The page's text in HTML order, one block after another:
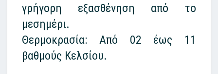
γρήγορη εξασθένηση από το
μεσημέρι.
Θερμοκρασία: Από 02 έως 11
βαθμούς Κελσίου.